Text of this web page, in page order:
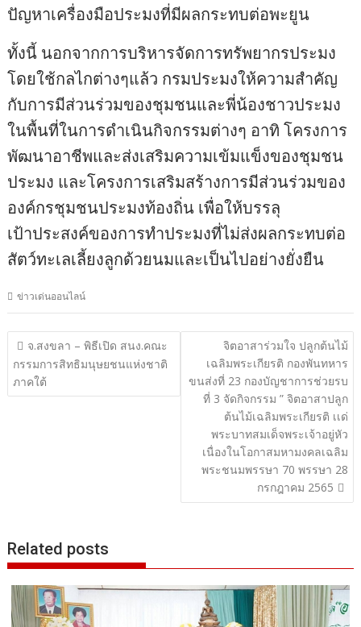
ปัญหาเครื่องมือประมงที่มีผลกระทบต่อพะยูน
ทั้งนี้ นอกจากการบริหารจัดการทรัพยากรประมง
โดยใช้กลไกต่างๆแล้ว กรมประมงให้ความสำคัญ
กับการมีส่วนร่วมของชุมชนและพี่น้องชาวประมง
ในพื้นที่ในการดำเนินกิจกรรมต่างๆ อาทิ โครงการ
พัฒนาอาชีพและส่งเสริมความเข้มแข็งของชุมชน
ประมง และโครงการเสริมสร้างการมีส่วนร่วมของ
องค์กรชุมชนประมงท้องถิ่น เพื่อให้บรรลุ
เป้าประสงค์ของการทำประมงที่ไม่ส่งผลกระทบต่อ
สัตว์ทะเลเลี้ยงลูกด้วยนมและเป็นไปอย่างยั่งยืน
ข่าวเด่นออนไลน์
แนะแนว
เรื่อง
จ.สงขลา – พิธีเปิด สนง.คณะ
กรรมการสิทธิมนุษยชนแห่งชาติ
ภาคใต้
จิตอาสาร่วมใจ ปลูกต้นไม้
เฉลิมพระเกียรติ กองพันทหาร
ขนส่งที่ 23 กองบัญชาการช่วยรบ
ที่ 3 จัดกิจกรรม ” จิตอาสาปลูก
ต้นไม้เฉลิมพระเกียรติ เเด่
พระบาทสมเด็จพระเจ้าอยู่หัว
เนื่องในโอกาสมหามงคลเฉลิม
พระชนมพรรษา 70 พรรษา 28
กรกฎาคม 2565
Related posts